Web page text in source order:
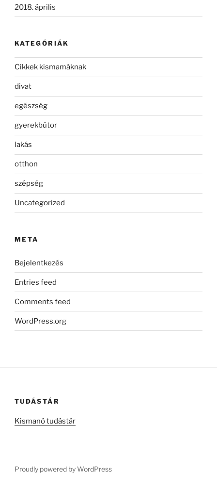
2018. április
KATEGÓRIÁK
Cikkek kismamáknak
divat
egészség
gyerekbútor
lakás
otthon
szépség
Uncategorized
META
Bejelentkezés
Entries feed
Comments feed
WordPress.org
TUDÁSTÁR
Kismanó tudástár
Proudly powered by WordPress